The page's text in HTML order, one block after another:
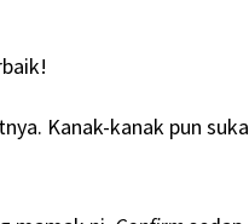
Kanak-kanak pun suka